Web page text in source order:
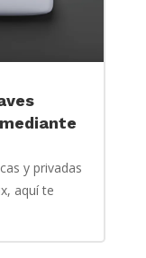
y privadas
aquí te